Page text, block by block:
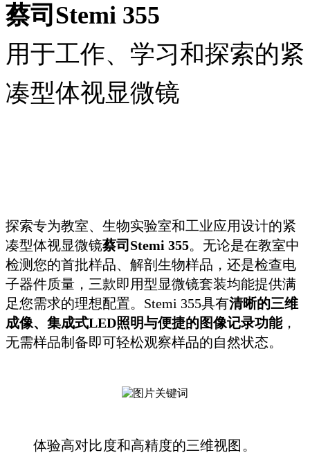
蔡司Stemi 355
用于工作、学习和探索的紧
凑型体视显微镜
探索专为教室、生物实验室和工业应用设计的紧
凑型体视显微镜蔡司Stemi 355。无论是在教室中
检测您的首批样品、解剖生物样品，还是检查电
子器件质量，三款即用型显微镜套装均能提供满
足您需求的理想配置。Stemi 355具有清晰的三维
成像、集成式LED照明与便捷的图像记录功能，
无需样品制备即可轻松观察样品的自然状态。
体验高对比度和高精度的三维视图。